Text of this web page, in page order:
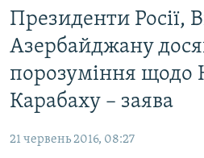
основного
матеріалу
Перейти
до
основної
Перейти
ВОДА.КРИМ
ВІДЕО ТА ФОТО
ПОЛІТИКА
ПОГЛЯД
Президенти Росії,
Азербайджану
порозуміння щодо
Карабаху – заява
21 червень 2016, 08:27